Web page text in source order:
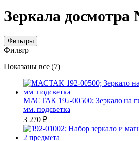
Зеркала досмотра
Фильтры
Фильтр
Показаны все (7)Цены:
убыванию
МАСТАК 192-00500; Зеркало на
мм. подсветка
3 270 ₽